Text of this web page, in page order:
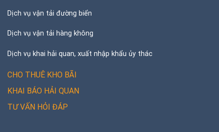
Dịch vụ vận tải đường biển
Dịch vụ vận tải hàng không
Dịch vụ khai hải quan, xuất nhập khẩu ủy thác
CHO THUÊ KHO BÃI
KHAI BÁO HẢI QUAN
TƯ VẤN HỎI ĐÁP